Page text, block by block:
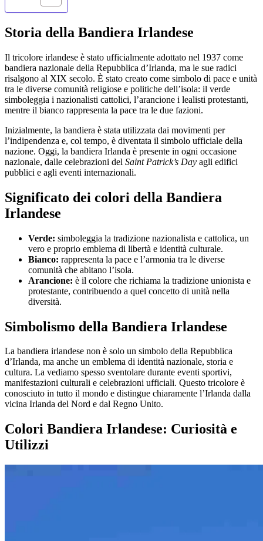
Storia della Bandiera Irlandese
Il tricolore irlandese è stato ufficialmente adottato nel 1937 come
bandiera nazionale della Repubblica d’Irlanda, ma le sue radici
risalgono al XIX secolo. È stato creato come simbolo di pace e unità
tra le diverse comunità religiose e politiche dell’isola: il verde
simboleggia i nazionalisti cattolici, l’arancione i lealisti protestanti,
mentre il bianco rappresenta la pace tra le due fazioni.
Inizialmente, la bandiera è stata utilizzata dai movimenti per
l’indipendenza e, col tempo, è diventata il simbolo ufficiale della
nazione. Oggi, la bandiera Irlanda è presente in ogni occasione
nazionale, dalle celebrazioni del Saint Patrick’s Day agli edifici
pubblici e agli eventi internazionali.
Significato dei colori della Bandiera
Irlandese
Verde: simboleggia la tradizione nazionalista e cattolica, un
vero e proprio emblema di libertà e identità culturale.
Bianco: rappresenta la pace e l’armonia tra le diverse
comunità che abitano l’isola.
Arancione: è il colore che richiama la tradizione unionista e
protestante, contribuendo a quel concetto di unità nella
diversità.
Simbolismo della Bandiera Irlandese
La bandiera irlandese non è solo un simbolo della Repubblica
d’Irlanda, ma anche un emblema di identità nazionale, storia e
cultura. La vediamo spesso sventolare durante eventi sportivi,
manifestazioni culturali e celebrazioni ufficiali. Questo tricolore è
conosciuto in tutto il mondo e distingue chiaramente l’Irlanda dalla
vicina Irlanda del Nord e dal Regno Unito.
Colori Bandiera Irlandese: Curiosità e
Utilizzi